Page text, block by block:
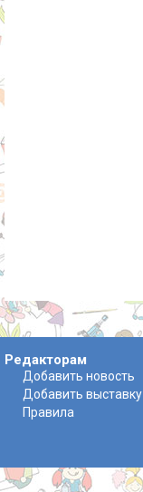
Редакторам
Добавить новость
Добавить выставку
Правила